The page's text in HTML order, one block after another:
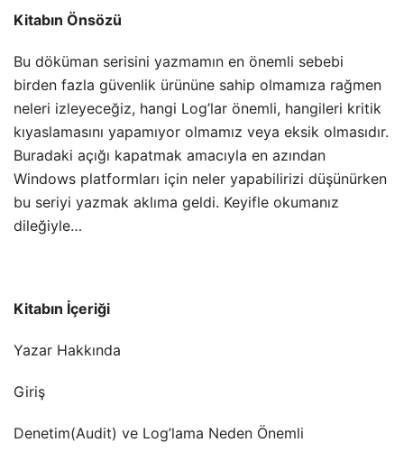
Kitabın Önsözü
Bu döküman serisini yazmamın en önemli sebebi
birden fazla güvenlik ürününe sahip olmamıza rağmen
neleri izleyeceğiz, hangi Log’lar önemli, hangileri kritik
kıyaslamasını yapamıyor olmamız veya eksik olmasıdır.
Buradaki açığı kapatmak amacıyla en azından
Windows platformları için neler yapabilirizi düşünürken
bu seriyi yazmak aklıma geldi. Keyifle okumanız
dileğiyle…
Kitabın İçeriği
Yazar Hakkında
Giriş
Denetim(Audit) ve Log’lama Neden Önemli